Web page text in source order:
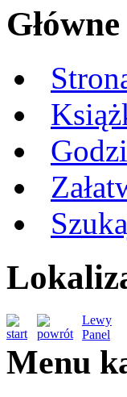
Lewy
Panel
Menu